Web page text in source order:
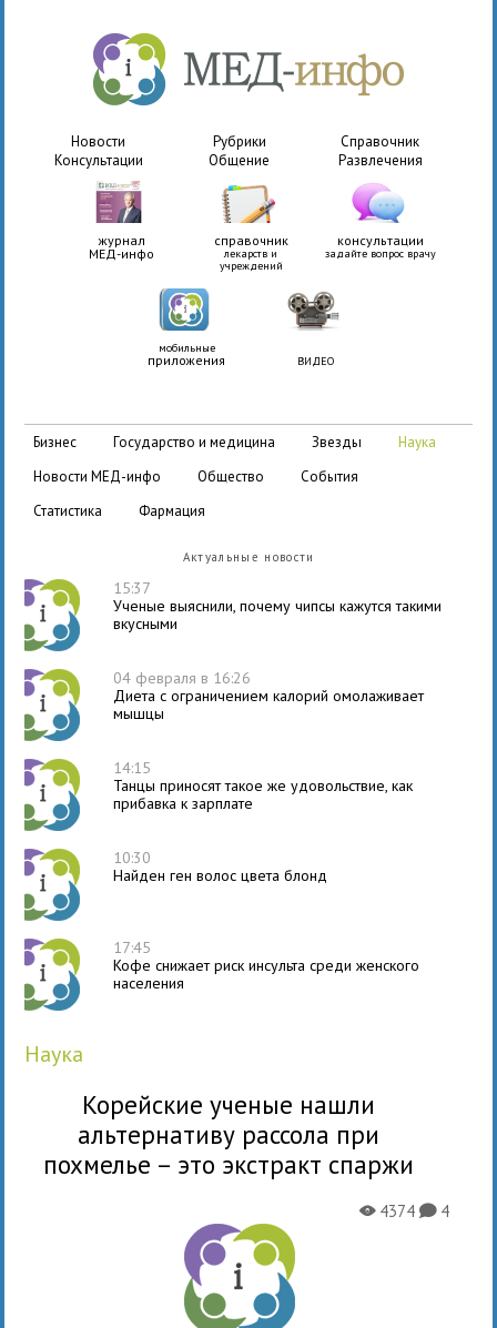
Новости Рубрики
Справочник
Консультации
Общение Развлечения
журнал
МЕД-инфо
справочник
лекарств и
учреждений
консультации
задайте вопрос врачу
мобильные
приложения ВИДЕО
бизнес государство и медицина звезды
наука
новости МЕД-инфо
общество
события
статистика
фармация
Актуальные новости
15:37
Ученые выяснили, почему чипсы кажутся такими
вкусными
04 февраля в 16:26
Диета с ограничением калорий омолаживает
мышцы
14:15
Танцы приносят такое же удовольствие, как
прибавка к зарплате
10:30
Найден ген волос цвета блонд
17:45
Кофе снижает риск инсульта среди женского
населения
наука
Корейские ученые нашли
альтернативу рассола при
похмелье – это экстракт спаржи
X4374K4